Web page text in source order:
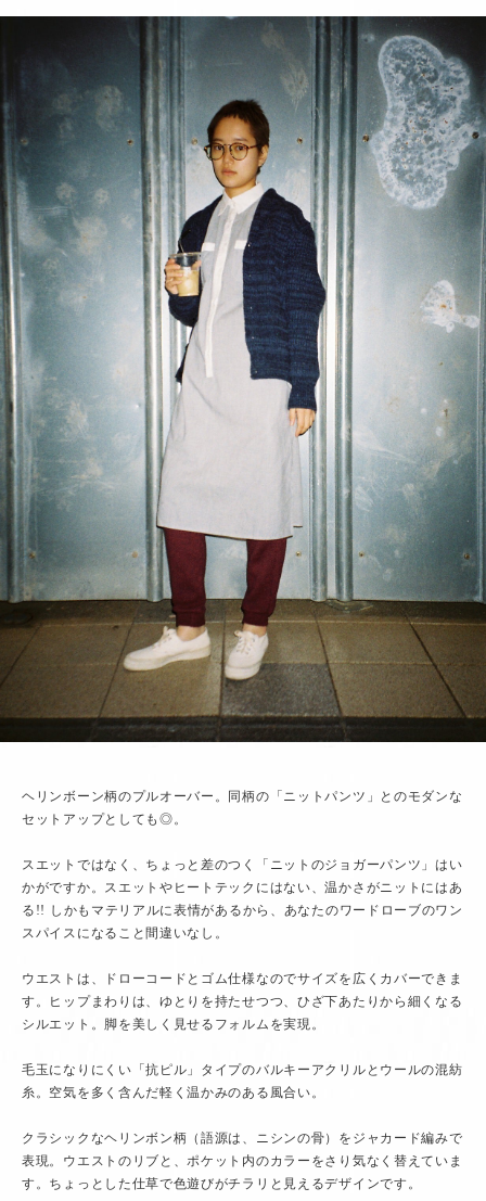
ヘリンボーン柄のプルオーバー。同柄の「ニットパンツ」とのモダンな
セットアップとしても◎。
スエットではなく、ちょっと差のつく「ニットのジョガーパンツ」はい
かがですか。スエットやヒートテックにはない、温かさがニットにはあ
る!! しかもマテリアルに表情があるから、あなたのワードローブのワン
スパイスになること間違いなし。
ウエストは、ドローコードとゴム仕様なのでサイズを広くカバーできま
す。ヒップまわりは、ゆとりを持たせつつ、ひざ下あたりから細くなる
シルエット。脚を美しく見せるフォルムを実現。
毛玉になりにくい「抗ピル」タイプのバルキーアクリルとウールの混紡
糸。空気を多く含んだ軽く温かみのある風合い。
クラシックなヘリンボン柄（語源は、ニシンの骨）をジャカード編みで
表現。ウエストのリブと、ポケット内のカラーをさり気なく替えていま
す。ちょっとした仕草で色遊びがチラリと見えるデザインです。